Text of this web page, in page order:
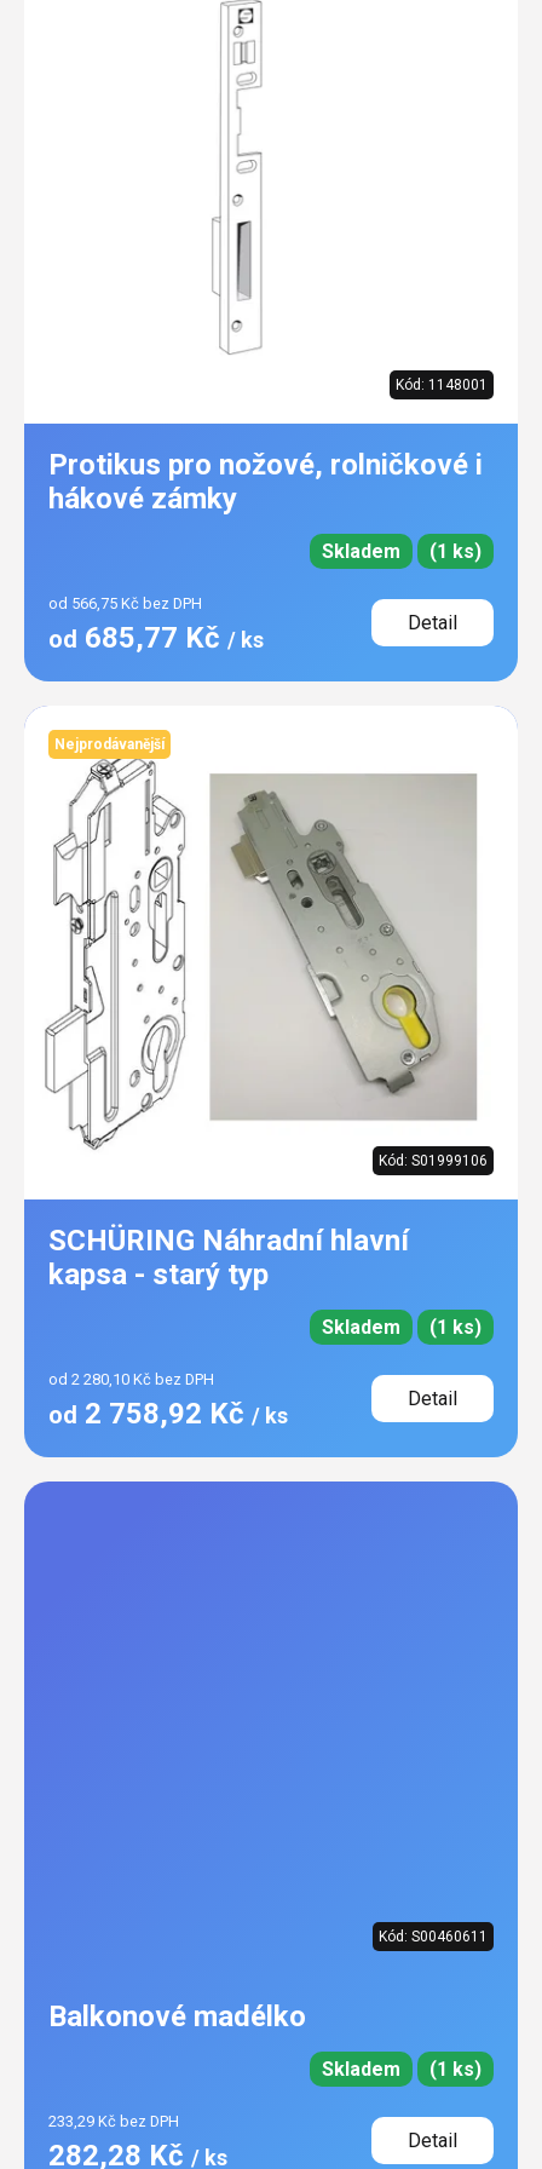
Kód: 1148001
Protikus pro nožové, rolničkové i
hákové zámky
Skladem (1 ks)
od 566,75 Kč bez DPH
od 685,77 Kč / ks
Detail
Nejprodávanější
Kód: S01999106
SCHÜRING Náhradní hlavní
kapsa - starý typ
Skladem (1 ks)
od 2 280,10 Kč bez DPH
od 2 758,92 Kč / ks
Detail
Kód: S00460611
Balkonové madélko
Skladem (1 ks)
233,29 Kč bez DPH
282,28 Kč / ks
Detail